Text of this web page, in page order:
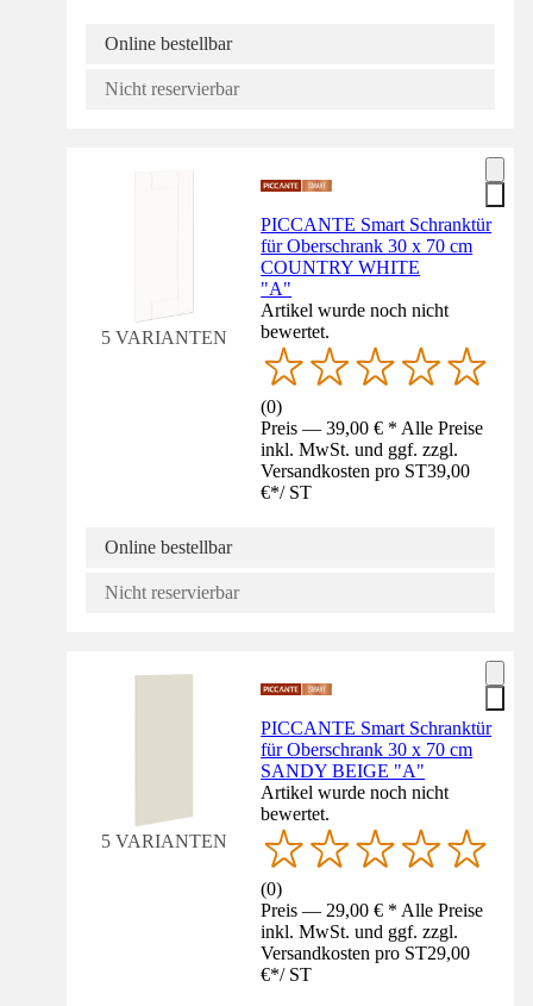
Online bestellbar
Nicht reservierbar
5 VARIANTEN
PICCANTE Smart Schranktür
für Oberschrank 30 x 70 cm
COUNTRY WHITE
"A"
Artikel wurde noch nicht
bewertet.
(0)
Preis — 39,00 € * Alle Preise
inkl. MwSt. und ggf. zzgl.
Versandkosten pro ST39,00
€*/ ST
Online bestellbar
Nicht reservierbar
5 VARIANTEN
PICCANTE Smart Schranktür
für Oberschrank 30 x 70 cm
SANDY BEIGE "A"
Artikel wurde noch nicht
bewertet.
(0)
Preis — 29,00 € * Alle Preise
inkl. MwSt. und ggf. zzgl.
Versandkosten pro ST29,00
€*/ ST